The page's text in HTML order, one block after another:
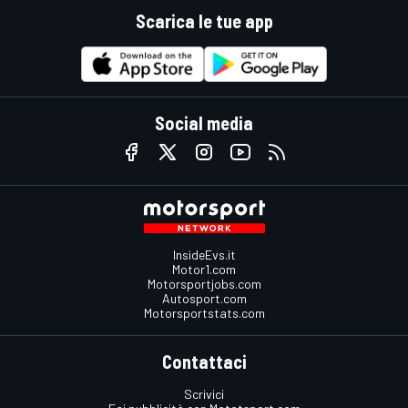
Scarica le tue app
Social media
InsideEvs.it
Motor1.com
Motorsportjobs.com
Autosport.com
Motorsportstats.com
Contattaci
Scrivici